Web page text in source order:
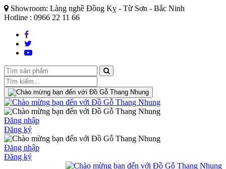
Showroom: Làng nghề Đồng Kỵ - Từ Sơn - Bắc Ninh
Hotline : 0966 22 11 66
Đăng nhập
Đăng ký
Đăng nhập
Đăng ký